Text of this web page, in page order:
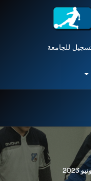
للجامعة